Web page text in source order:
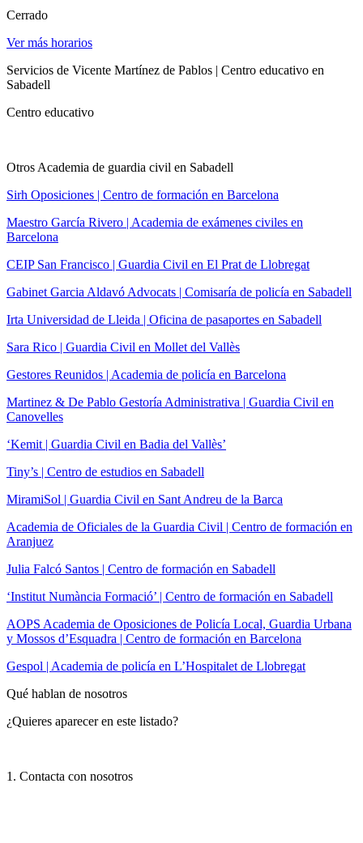
Cerrado
Ver más horarios
Servicios de Vicente Martínez de Pablos | Centro educativo en
Sabadell
Centro educativo
Otros Academia de guardia civil en Sabadell
Sirh Oposiciones | Centro de formación en Barcelona
Maestro García Rivero | Academia de exámenes civiles en
Barcelona
CEIP San Francisco | Guardia Civil en El Prat de Llobregat
Gabinet Garcia Aldavó Advocats | Comisaría de policía en Sabadell
Irta Universidad de Lleida | Oficina de pasaportes en Sabadell
Sara Rico | Guardia Civil en Mollet del Vallès
Gestores Reunidos | Academia de policía en Barcelona
Martinez & De Pablo Gestoría Administrativa | Guardia Civil en
Canovelles
‘Kemit | Guardia Civil en Badia del Vallès’
Tiny’s | Centro de estudios en Sabadell
MiramiSol | Guardia Civil en Sant Andreu de la Barca
Academia de Oficiales de la Guardia Civil | Centro de formación en
Aranjuez
Julia Falcó Santos | Centro de formación en Sabadell
‘Institut Numància Formació’ | Centro de formación en Sabadell
AOPS Academia de Oposiciones de Policía Local, Guardia Urbana
y Mossos d’Esquadra | Centro de formación en Barcelona
Gespol | Academia de policía en L’Hospitalet de Llobregat
Qué hablan de nosotros
¿Quieres aparecer en este listado?
1. Contacta con nosotros